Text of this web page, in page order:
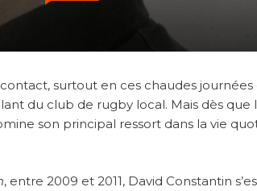
surtout en ces chaudes journées
du club de rugby local. Mais dès que
son principal ressort dans la vie
, entre 2009 et 2011, David Constantin